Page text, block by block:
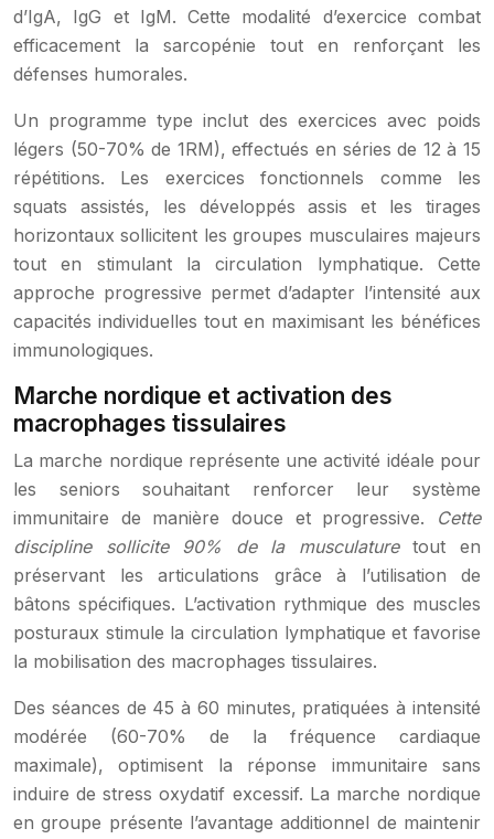
d’IgA, IgG et IgM. Cette modalité d’exercice combat
efficacement la sarcopénie tout en renforçant les
défenses humorales.
Un programme type inclut des exercices avec poids
légers (50-70% de 1RM), effectués en séries de 12 à 15
répétitions. Les exercices fonctionnels comme les
squats assistés, les développés assis et les tirages
horizontaux sollicitent les groupes musculaires majeurs
tout en stimulant la circulation lymphatique. Cette
approche progressive permet d’adapter l’intensité aux
capacités individuelles tout en maximisant les bénéfices
immunologiques.
Marche nordique et activation des
macrophages tissulaires
La marche nordique représente une activité idéale pour
les seniors souhaitant renforcer leur système
immunitaire de manière douce et progressive. Cette
discipline sollicite 90% de la musculaturetout en
préservant les articulations grâce à l’utilisation de
bâtons spécifiques. L’activation rythmique des muscles
posturaux stimule la circulation lymphatique et favorise
la mobilisation des macrophages tissulaires.
Des séances de 45 à 60 minutes, pratiquées à intensité
modérée (60-70% de la fréquence cardiaque
maximale), optimisent la réponse immunitaire sans
induire de stress oxydatif excessif. La marche nordique
en groupe présente l’avantage additionnel de maintenir